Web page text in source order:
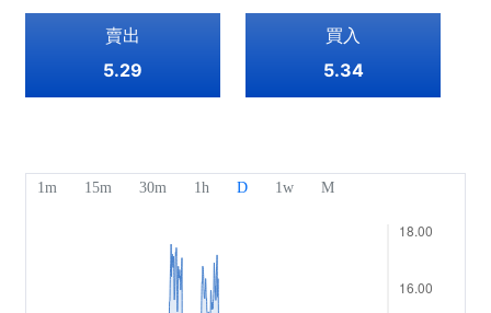
獎項及榮譽
工作機會
客戶支援
幫助中心
賣出
5.29
買入
5.34